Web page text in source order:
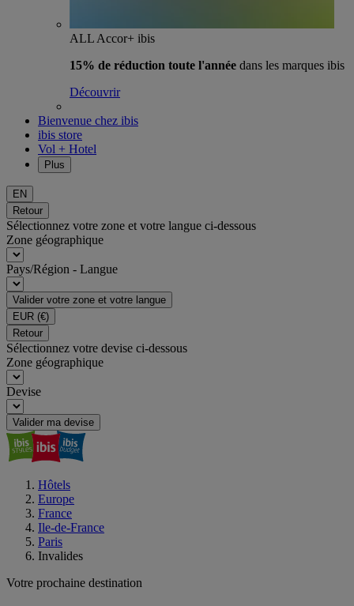
ALL Accor+ ibis
15% de réduction toute l'année dans les marques ibis
Découvrir
Bienvenue chez ibis
ibis store
Vol + Hotel
Plus
EN
Retour
Sélectionnez votre zone et votre langue ci-dessous
Zone géographique
Pays/Région - Langue
Valider votre zone et votre langue
EUR (€)
Retour
Sélectionnez votre devise ci-dessous
Zone géographique
Devise
Valider ma devise
Hôtels
Europe
France
Ile-de-France
Paris
Invalides
Votre prochaine destination